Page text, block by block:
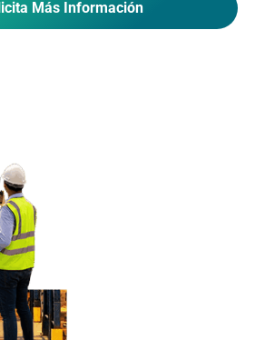
Más Información